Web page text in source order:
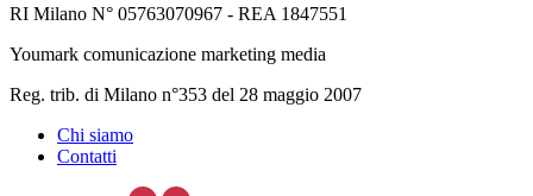
RI Milano N° 05763070967 - REA 1847551
Youmark comunicazione marketing media
Reg. trib. di Milano n°353 del 28 maggio 2007
Chi siamo
Contatti